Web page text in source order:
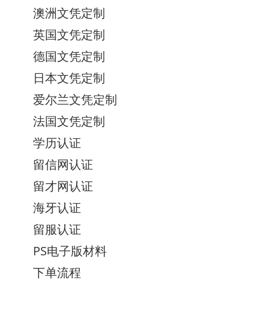
澳洲文凭定制
英国文凭定制
德国文凭定制
日本文凭定制
爱尔兰文凭定制
法国文凭定制
学历认证
留信网认证
留才网认证
海牙认证
留服认证
PS电子版材料
下单流程